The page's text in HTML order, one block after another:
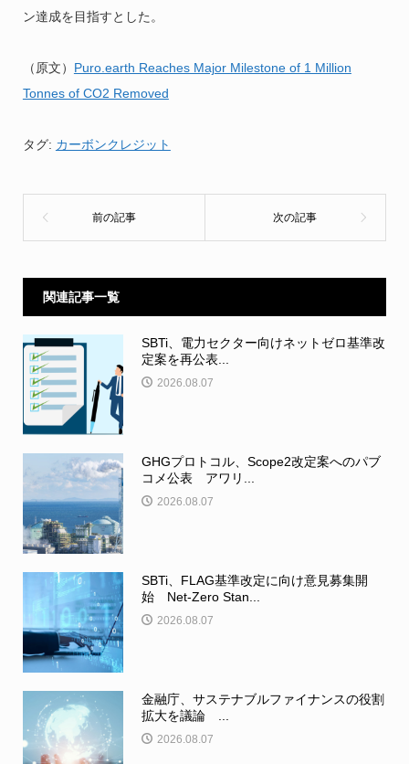
ン達成を目指すとした。
（原文） Puro.earth Reaches Major Milestone of 1 Million
Tonnes of CO2 Removed
タグ: カーボンクレジット
関連記事一覧
SBTi、電力セクター向けネットゼロ基準改
定案を再公表...
2026.08.07
GHGプロトコル、Scope2改定案へのパブ
コメ公表 アワリ...
2026.08.07
SBTi、FLAG基準改定に向け意見募集開
始 Net-Zero Stan...
2026.08.07
金融庁、サステナブルファイナンスの役割
拡大を議論 ...
2026.08.07